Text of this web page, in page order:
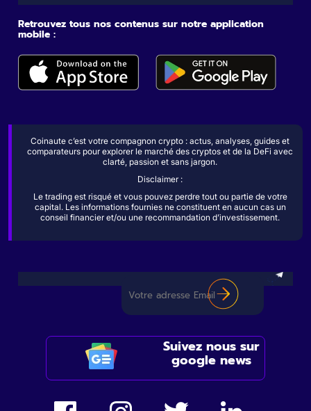
Retrouvez tous nos contenus sur notre application
mobile :
Coinaute c’est votre compagnon crypto : actus, analyses, guides et
comparateurs pour explorer le marché des cryptos et de la DeFi avec
clarté, passion et sans jargon.
Disclaimer :
Le trading est risqué et vous pouvez perdre tout ou partie de votre
capital. Les informations fournies ne constituent en aucun cas un
conseil financier et/ou une recommandation d’investissement.
Suivez nous sur
google news